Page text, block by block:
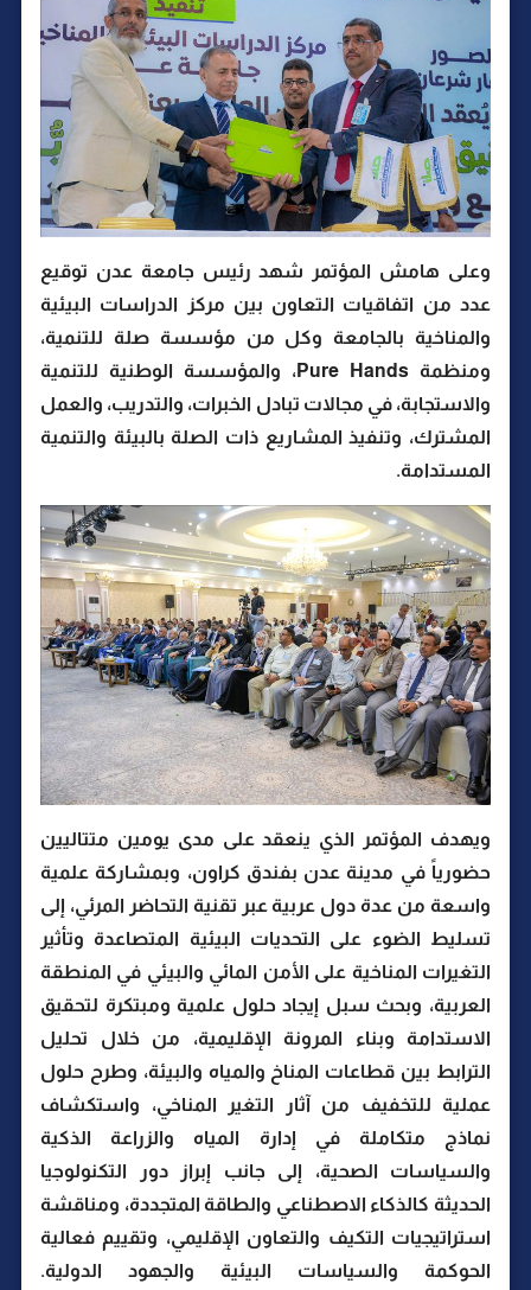
وعلى هامش المؤتمر شهد رئيس جامعة عدن توقيع
عدد من اتفاقيات التعاون بين مركز الدراسات البيئية
والمناخية بالجامعة وكل من مؤسسة صلة للتنمية،
ومنظمة Pure Hands، والمؤسسة الوطنية للتنمية
والاستجابة، في مجالات تبادل الخبرات، والتدريب، والعمل
المشترك، وتنفيذ المشاريع ذات الصلة بالبيئة والتنمية
المستدامة.
ويهدف المؤتمر الذي ينعقد على مدى يومين متتاليين
حضورياً في مدينة عدن بفندق كراون، وبمشاركة علمية
واسعة من عدة دول عربية عبر تقنية التحاضر المرئي، إلى
تسليط الضوء على التحديات البيئية المتصاعدة وتأثير
التغيرات المناخية على الأمن المائي والبيئي في المنطقة
العربية، وبحث سبل إيجاد حلول علمية ومبتكرة لتحقيق
الاستدامة وبناء المرونة الإقليمية، من خلال تحليل
الترابط بين قطاعات المناخ والمياه والبيئة، وطرح حلول
عملية للتخفيف من آثار التغير المناخي، واستكشاف
نماذج متكاملة في إدارة المياه والزراعة الذكية
والسياسات الصحية، إلى جانب إبراز دور التكنولوجيا
الحديثة كالذكاء الاصطناعي والطاقة المتجددة، ومناقشة
استراتيجيات التكيف والتعاون الإقليمي، وتقييم فعالية
الحوكمة والسياسات البيئية والجهود الدولية.